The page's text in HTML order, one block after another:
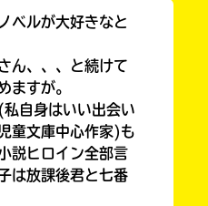
ベルが大好きなと
ん、、、と続けて
ますが。
自身はいい出会い
童文庫中心作家)も
説ヒロイン全部言
は放課後君と七番